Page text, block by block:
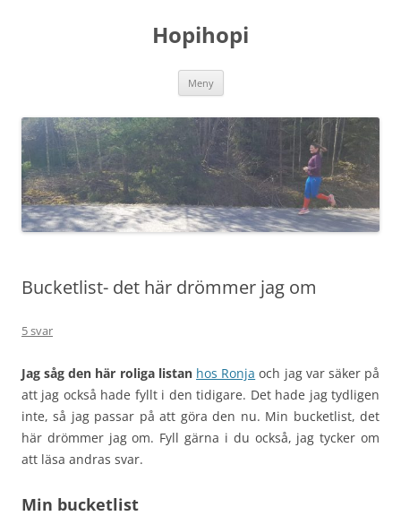
Hopihopi
Meny
Bucketlist- det här drömmer jag om
5 svar
Jag såg den här roliga listan hos Ronja och jag var säker på
att jag också hade fyllt i den tidigare. Det hade jag tydligen
inte, så jag passar på att göra den nu. Min bucketlist, det
här drömmer jag om. Fyll gärna i du också, jag tycker om
att läsa andras svar.
Min bucketlist